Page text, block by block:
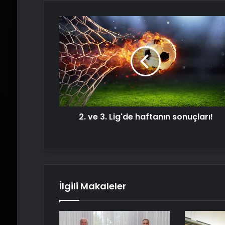
2.
ve
3.
Lig'de
haftanın
sonuçları!
2. ve 3. Lig'de haftanın sonuçları!
İlgili Makaleler